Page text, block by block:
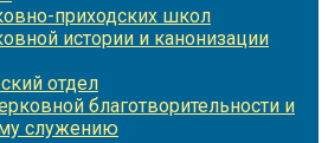
приходских школ
истории и канонизации
отдел
благотворительности и
служению